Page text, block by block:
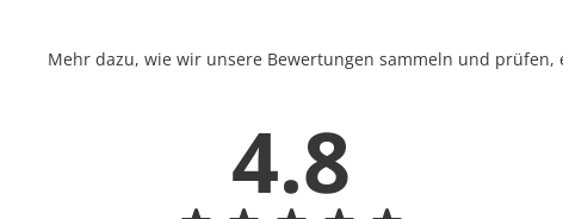
Mehr dazu, wie wir unsere Bewertungen sammeln und
4.8